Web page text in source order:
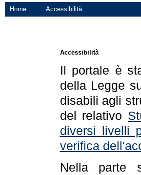
Home Accessibilità
Accessibilità
Il portale è
della Legge
disabili agli
del relativo
diversi livelli
verifica
Nella parte